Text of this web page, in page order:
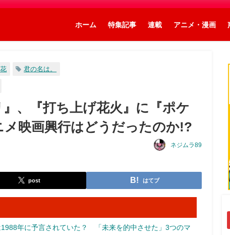
ホーム 特集記事 連載 アニメ・漫画
君の名は。
』、『打ち上げ花火』に『ポケ
映画興行はどうだったのか!?
ネジムラ89
post はてブ
1988年に予言されていた？ 「未来を的中させた」3つのマ